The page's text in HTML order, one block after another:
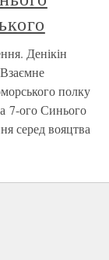
Денікін
полку
7-ого Синього
серед вояцтва